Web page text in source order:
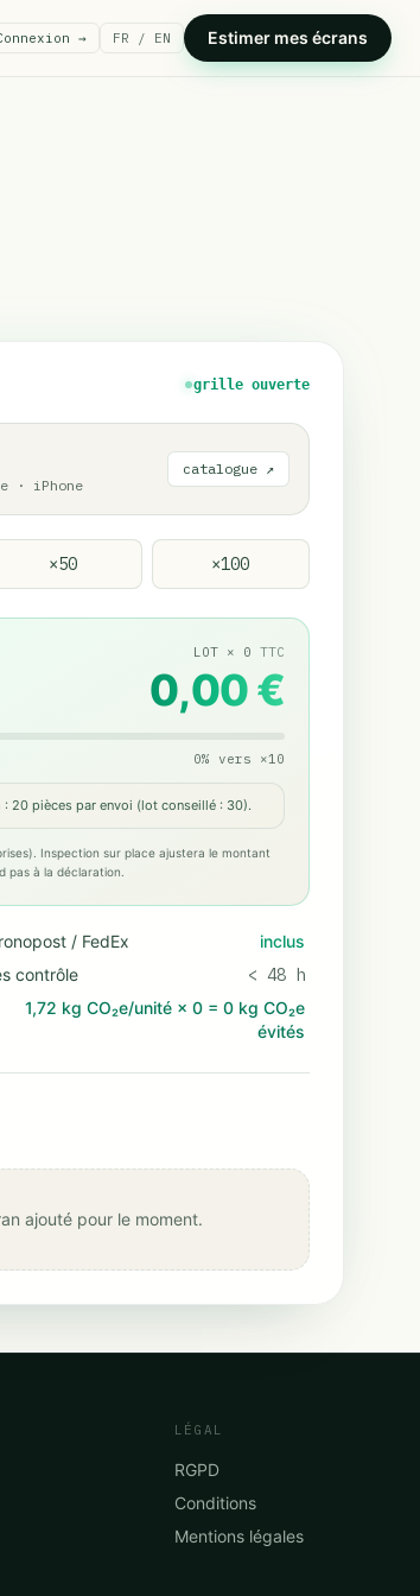
→ FR / EN Estimer mes écrans
grille ouverte
· iPhone
catalogue ↗
×50 ×100
LOT× 0 TTC
0,00 €
0% vers ×10
: 20 pièces par envoi (lot conseillé : 30).
Inspection sur place ajustera le montant
pas à la déclaration.
/ FedEx
inclus
contrôle
< 48 h
1,72 kg CO₂e/unité× 0= 0 kg CO₂e
évités
ajouté pour le moment.
LÉGAL
RGPD
Conditions
Mentions légales